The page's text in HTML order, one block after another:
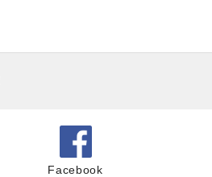
Facebook